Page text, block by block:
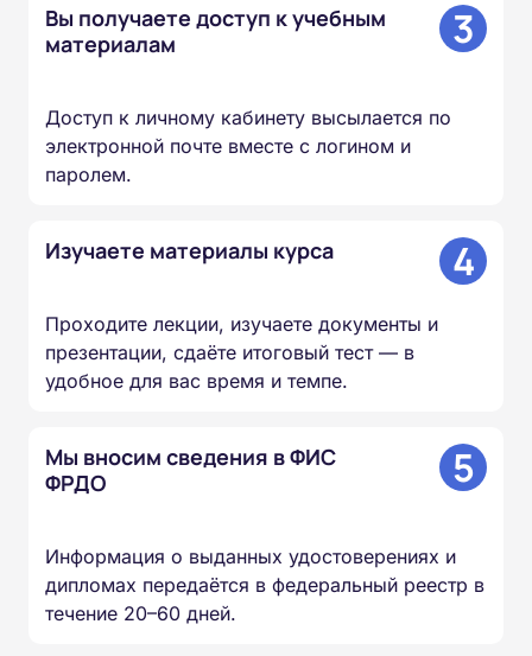
Вы получаете доступ к учебным
материалам
3
Доступ к личному кабинету высылается по
электронной почте вместе с логином и
паролем.
Изучаете материалы курса 4
Проходите лекции, изучаете документы и
презентации, сдаёте итоговый тест — в
удобное для вас время и темпе.
Мы вносим сведения в ФИС
ФРДО
5
Информация о выданных удостоверениях и
дипломах передаётся в федеральный реестр в
течение 20–60 дней.